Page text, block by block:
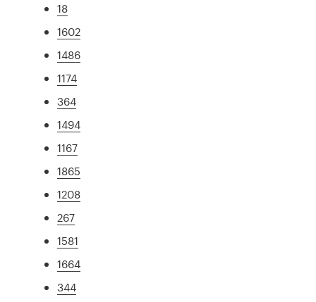
18
1602
1486
1174
364
1494
1167
1865
1208
267
1581
1664
344